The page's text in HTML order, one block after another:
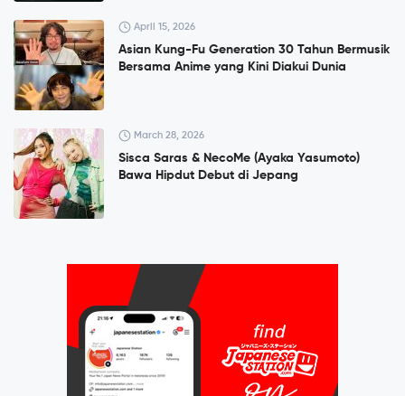
April 15, 2026
Asian Kung-Fu Generation 30 Tahun Bermusik
Bersama Anime yang Kini Diakui Dunia
March 28, 2026
Sisca Saras & NecoMe (Ayaka Yasumoto)
Bawa Hipdut Debut di Jepang